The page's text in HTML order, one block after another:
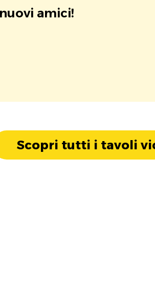
amici!
Scopri tutti i tavoli